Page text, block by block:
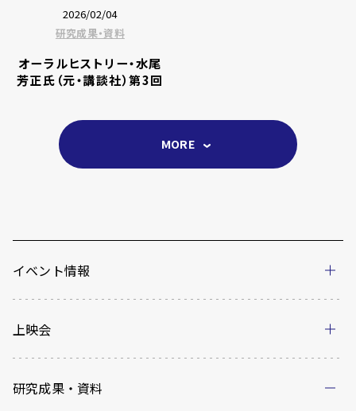
イベント情報
上映会
研究成果・資料
2026/02/04
研究成果・資料
オーラルヒストリー・水尾
芳正氏（元・講談社）第3回
MORE